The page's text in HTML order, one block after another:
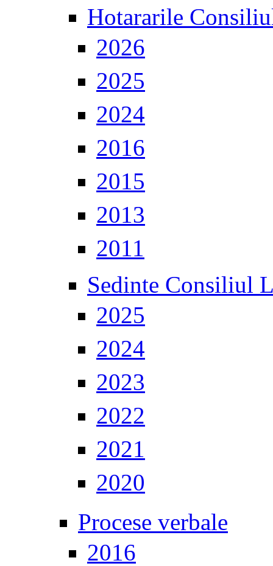
Hotararile
2026
2025
2024
2016
2015
2013
2011
Sedinte Consiliul
2025
2024
2023
2022
2021
2020
Procese verbale
2016